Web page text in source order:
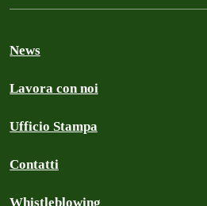
News
Lavora con noi
Ufficio Stampa
Contatti
Whistleblowing